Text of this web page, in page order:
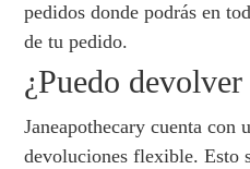
pedidos donde podrás en
de tu pedido.
¿Puedo
Janeapothecary cuenta con
devoluciones flexible. Esto